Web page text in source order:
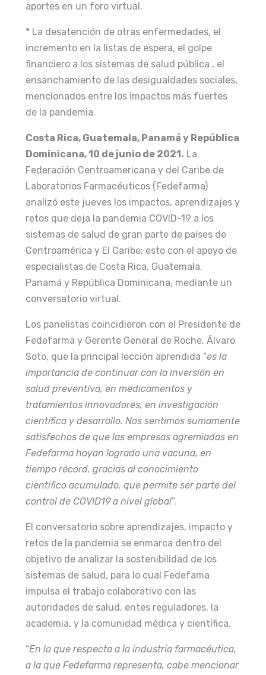
aportes en un foro virtual.
* La desatención de otras enfermedades, el
incremento en la listas de espera, el golpe
financiero a los sistemas de salud pública , el
ensanchamiento de las desigualdades sociales,
mencionados entre los impactos más fuertes
de la pandemia.
Costa Rica, Guatemala, Panamá y República
Dominicana, 10 de junio de 2021. La
Federación Centroamericana y del Caribe de
Laboratorios Farmacéuticos (Fedefarma)
analizó este jueves los impactos, aprendizajes y
retos que deja la pandemia COVID-19 a los
sistemas de salud de gran parte de países de
Centroamérica y El Caribe; esto con el apoyo de
especialistas de Costa Rica, Guatemala,
Panamá y República Dominicana, mediante un
conversatorio virtual.
Los panelistas coincidieron con el Presidente de
Fedefarma y Gerente General de Roche, Álvaro
Soto, que la principal lección aprendida “es la
importancia de continuar con la inversión en
salud preventiva, en medicamentos y
tratamientos innovadores, en investigación
científica y desarrollo. Nos sentimos sumamente
satisfechos de que las empresas agremiadas en
Fedefarma hayan logrado una vacuna, en
tiempo récord, gracias al conocimiento
científico acumulado, que permite ser parte del
control de COVID19 a nivel global”.
El conversatorio sobre aprendizajes, impacto y
retos de la pandemia se enmarca dentro del
objetivo de analizar la sostenibilidad de los
sistemas de salud, para lo cual Fedefama
impulsa el trabajo colaborativo con las
autoridades de salud, entes reguladores, la
academia, y la comunidad médica y científica.
“En lo que respecta a la industria farmacéutica,
a la que Fedefarma representa, cabe mencionar